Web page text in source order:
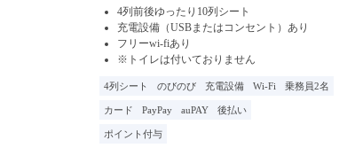
4列シート のびのび 充電設備 Wi-Fi 乗務員2名
4列前後ゆったり10列シート
充電設備（USBまたはコンセント）あり
フリーwi-fiあり
※トイレは付いておりません
カード PayPay auPAY 後払い
ポイント付与